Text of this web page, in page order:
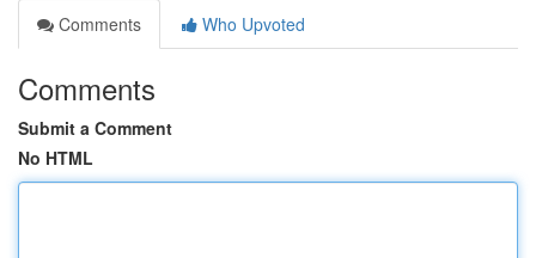
Comments
Who Upvoted
Comments
Submit a Comment
No HTML